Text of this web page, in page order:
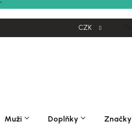
CZK
Muži Doplňky Značky